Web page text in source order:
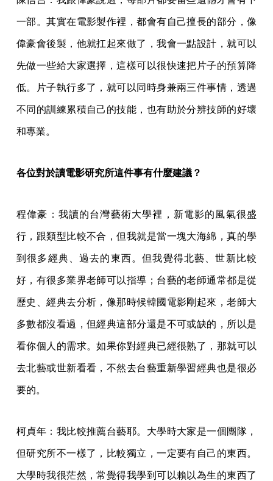
一部。其實在電影製作裡，都會有自己擅長的部分，像
偉豪會後製，他就扛起來做了，我會一點設計，就可以
先做一些給大家選擇，這樣可以很快速把片子的預算降
低。片子執行多了，就可以同時身兼兩三件事情，透過
不同的訓練累積自己的技能，也有助於分辨技師的好壞
和專業。
各位對於讀電影研究所這件事有什麼建議？
程偉豪：我讀的台灣藝術大學裡，新電影的風氣很盛
行，跟類型比較不合，但我就是當一塊大海綿，真的學
到很多經典、過去的東西。但我覺得北藝、世新比較
好，有很多業界老師可以指導；台藝的老師通常都是從
歷史、經典去分析，像那時候韓國電影剛起來，老師大
多數都沒看過，但經典這部分還是不可或缺的，所以是
看你個人的需求。如果你對經典已經很熟了，那就可以
去北藝或世新看看，不然去台藝重新學習經典也是很必
要的。
柯貞年：我比較推薦台藝耶。大學時大家是一個團隊，
但研究所不一樣了，比較獨立，一定要有自己的東西。
大學時我很茫然，常覺得我學到可以賴以為生的東西了